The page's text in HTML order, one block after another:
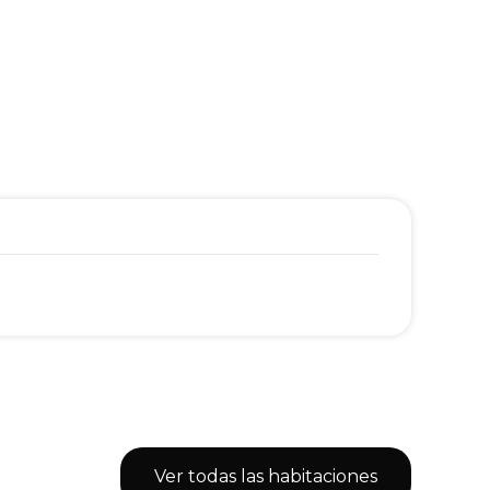
Ver todas las habitaciones